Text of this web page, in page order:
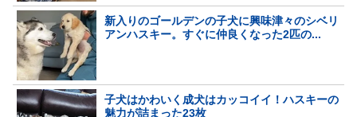
新入りのゴールデンの子犬に興味津々のシベリ
アンハスキー。すぐに仲良くなった2匹の...
子犬はかわいく成犬はカッコイイ！ハスキーの
魅力が詰まった23枚